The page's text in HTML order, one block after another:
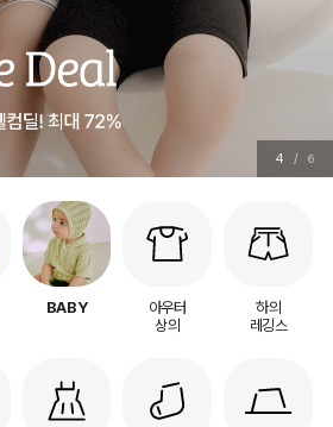
4 / 6
BABY
아우터
상의
하의
레깅스